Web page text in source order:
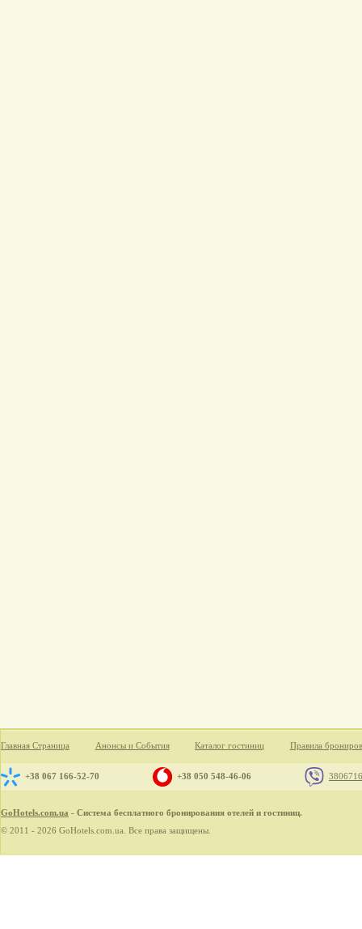
Главная Страница Анонсы и События Каталог гостиниц Правила
+38 067 166-52-70 +38 050 548-46-06
GoHotels.com.ua - Система бесплатного бронирования отелей и гостиниц.
© 2011 - 2026 GoHotels.com.ua. Все права защищены.